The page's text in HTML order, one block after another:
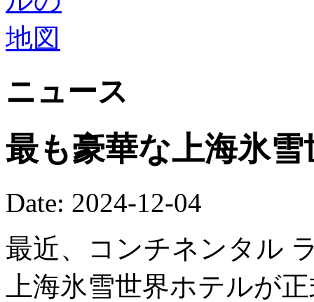
ニュース
最も豪華な上海氷
Date: 2024-12-04
最近、コンチネンタル
上海氷雪世界ホテルが